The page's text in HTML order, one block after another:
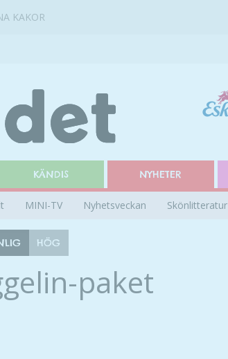
KAKOR
KÄNDIS NYHETER
MINI-TV Nyhetsveckan Skönlitteratur
HÖG
paket